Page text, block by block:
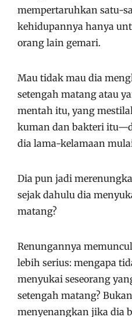
mempertaruhkan satu-
kehidupannya hanya
orang lain gemari.
Mau tidak mau dia
setengah matang atau
mentah itu, yang
kuman dan bakteri
dia lama-kelamaan
Dia pun jadi
sejak dahulu dia
matang?
Renungannya
lebih serius: mengapa
menyukai seseorang
setengah matang?
menyenangkan jika dia